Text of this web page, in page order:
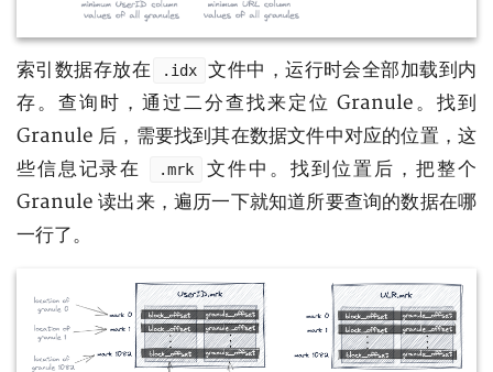
索引数据存放在 .idx
文件中，运行时会全部加载到内
存。查询时，通过二分查找来定位 Granule。找到
Granule 后，需要找到其在数据文件中对应的位置，这
些信息记录在
.mrk
文件中。找到位置后，把整个
Granule 读出来，遍历一下就知道所要查询的数据在哪
一行了。